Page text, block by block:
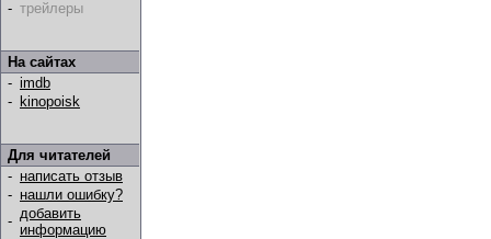
- трейлеры
На сайтах
- imdb
- kinopoisk
Для читателей
- написать отзыв
- нашли ошибку?
- добавить
информацию